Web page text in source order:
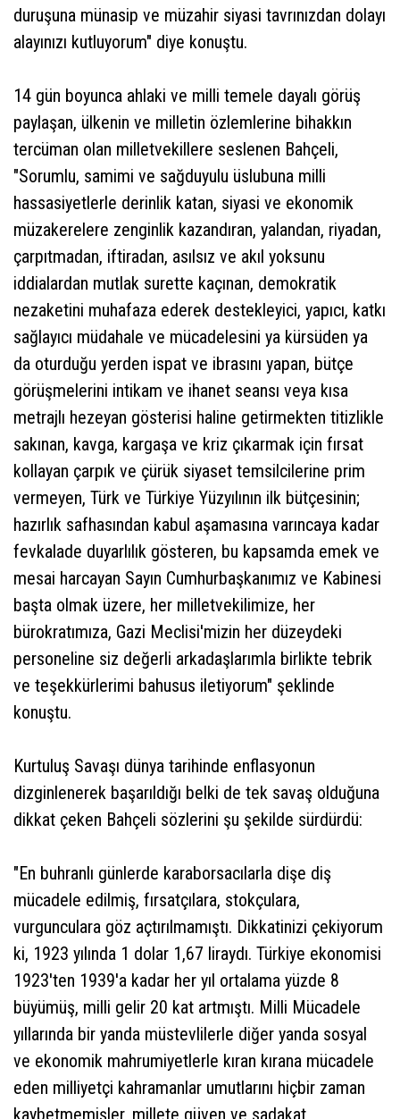
duruşuna münasip ve müzahir siyasi tavrınızdan dolayı
alayınızı kutluyorum" diye konuştu.
14 gün boyunca ahlaki ve milli temele dayalı görüş
paylaşan, ülkenin ve milletin özlemlerine bihakkın
tercüman olan milletvekillere seslenen Bahçeli,
"Sorumlu, samimi ve sağduyulu üslubuna milli
hassasiyetlerle derinlik katan, siyasi ve ekonomik
müzakerelere zenginlik kazandıran, yalandan, riyadan,
çarpıtmadan, iftiradan, asılsız ve akıl yoksunu
iddialardan mutlak surette kaçınan, demokratik
nezaketini muhafaza ederek destekleyici, yapıcı, katkı
sağlayıcı müdahale ve mücadelesini ya kürsüden ya
da oturduğu yerden ispat ve ibrasını yapan, bütçe
görüşmelerini intikam ve ihanet seansı veya kısa
metrajlı hezeyan gösterisi haline getirmekten titizlikle
sakınan, kavga, kargaşa ve kriz çıkarmak için fırsat
kollayan çarpık ve çürük siyaset temsilcilerine prim
vermeyen, Türk ve Türkiye Yüzyılının ilk bütçesinin;
hazırlık safhasından kabul aşamasına varıncaya kadar
fevkalade duyarlılık gösteren, bu kapsamda emek ve
mesai harcayan Sayın Cumhurbaşkanımız ve Kabinesi
başta olmak üzere, her milletvekilimize, her
bürokratımıza, Gazi Meclisi'mizin her düzeydeki
personeline siz değerli arkadaşlarımla birlikte tebrik
ve teşekkürlerimi bahusus iletiyorum" şeklinde
konuştu.
Kurtuluş Savaşı dünya tarihinde enflasyonun
dizginlenerek başarıldığı belki de tek savaş olduğuna
dikkat çeken Bahçeli sözlerini şu şekilde sürdürdü:
"En buhranlı günlerde karaborsacılarla dişe diş
mücadele edilmiş, fırsatçılara, stokçulara,
vurgunculara göz açtırılmamıştı. Dikkatinizi çekiyorum
ki, 1923 yılında 1 dolar 1,67 liraydı. Türkiye ekonomisi
1923'ten 1939'a kadar her yıl ortalama yüzde 8
büyümüş, milli gelir 20 kat artmıştı. Milli Mücadele
yıllarında bir yanda müstevlilerle diğer yanda sosyal
ve ekonomik mahrumiyetlerle kıran kırana mücadele
eden milliyetçi kahramanlar umutlarını hiçbir zaman
kaybetmemişler, millete güven ve sadakat